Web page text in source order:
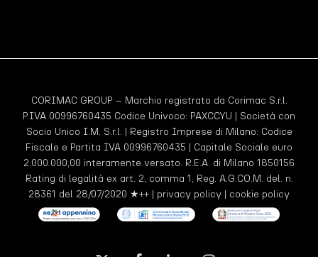
CORIMAC GROUP – Marchio registrato da Corimac S.r.l.
P.IVA 00996760435 Codice Univoco: PAXCCYU | Società con
Socio Unico I.M. S.r.l. | Registro Imprese di Milano: Codice
Fiscale e Partita IVA 00996760435 | Capitale Sociale euro
2.000.000,00 interamente versato. R.E.A. di Milano 1850156
Rating di legalità ex art. 2, comma 1, Reg. A.G.CO.M. del. n.
28361 del 28/07/2020 ★++ | privacy policy | cookie policy